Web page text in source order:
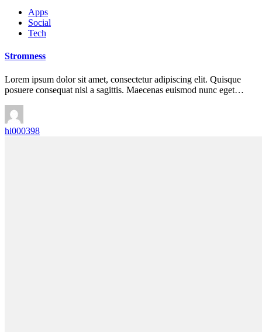
Apps
Social
Tech
Stromness
Lorem ipsum dolor sit amet, consectetur adipiscing elit. Quisque
posuere consequat nisl a sagittis. Maecenas euismod nunc eget…
hi000398